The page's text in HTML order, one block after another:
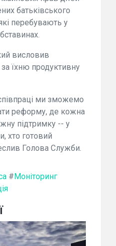
батьківського
перебувають у
висловив
їхню продуктивну
ми зможемо
реформу, де кожна
підтримку -- у
хто готовий
Голова Служби.
# Моніторинг